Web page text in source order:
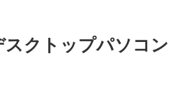
クトップパソコン